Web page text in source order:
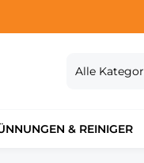
Alle
& REINIGER